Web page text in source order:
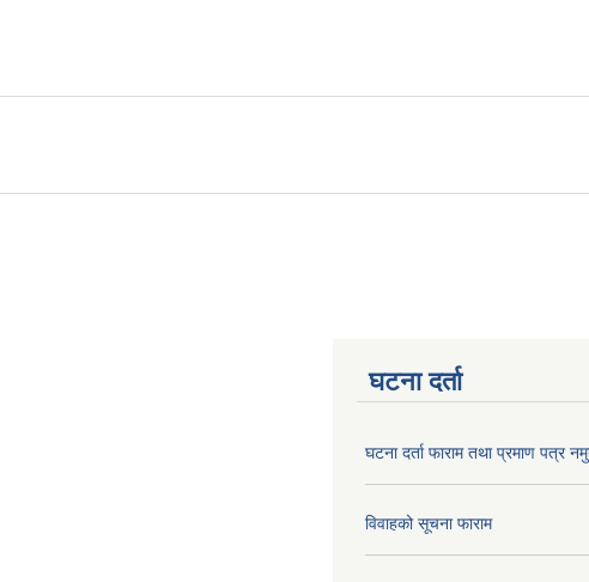
घटना दर्ता
घटना दर्ता फाराम तथा प्रमाण पत्र
विवाहको सूचना फाराम